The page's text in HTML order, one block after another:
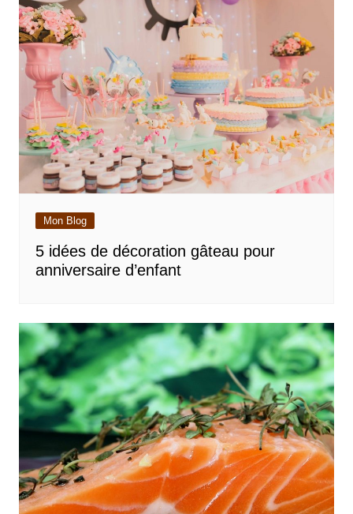
Mon Blog
5 idées de décoration gâteau pour
anniversaire d’enfant